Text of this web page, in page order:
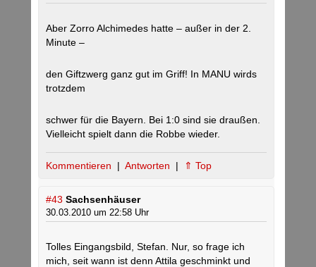
Aber Zorro Alchimedes hatte – außer in der 2.
Minute –
den Giftzwerg ganz gut im Griff! In MANU wirds
trotzdem
schwer für die Bayern. Bei 1:0 sind sie draußen.
Vielleicht spielt dann die Robbe wieder.
Kommentieren | Antworten | ⇑ Top
#43 Sachsenhäuser
30.03.2010 um 22:58 Uhr
Tolles Eingangsbild, Stefan. Nur, so frage ich
mich, seit wann ist denn Attila geschminkt und